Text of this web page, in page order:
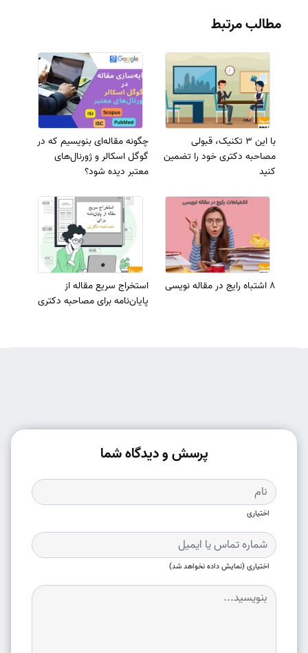
مطالب مرتبط
با این 3 تکنیک، قبولی
مصاحبه دکتری خود را تضمین
کنید
چگونه مقاله‌ای بنویسیم که در
گوگل اسکالر و ژورنال‌های
معتبر دیده شود؟
8 اشتباه رایج در مقاله نویسی
استخراج سریع مقاله از
پایان‌نامه برای مصاحبه دکتری
پرسش و دیدگاه شما
اختیاری
اختیاری (نمایش داده نخواهد شد)